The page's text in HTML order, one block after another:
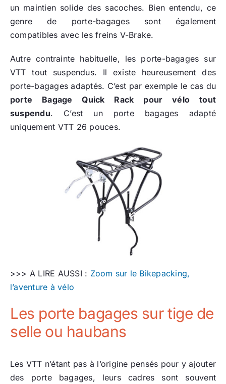
un maintien solide des sacoches. Bien entendu, ce
genre de porte-bagages sont également
compatibles avec les freins V-Brake.
Autre contrainte habituelle, les porte-bagages sur
VTT tout suspendus. Il existe heureusement des
porte-bagages adaptés. C’est par exemple le cas du
porte Bagage Quick Rack pour vélo tout
suspendu. C’est un porte bagages adapté
uniquement VTT 26 pouces.
>>> A LIRE AUSSI : Zoom sur le Bikepacking,
l’aventure à vélo
Les porte bagages sur tige de
selle ou haubans
Les VTT n’étant pas à l’origine pensés pour y ajouter
des porte bagages, leurs cadres sont souvent